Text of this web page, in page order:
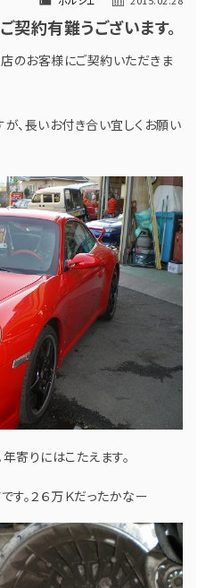
契約有難うございます。
店のお客様にご契約いただきま
、長いお付き合い宜しくお願い
寄りにはこたえます。
す。２６万Ｋだったかなー